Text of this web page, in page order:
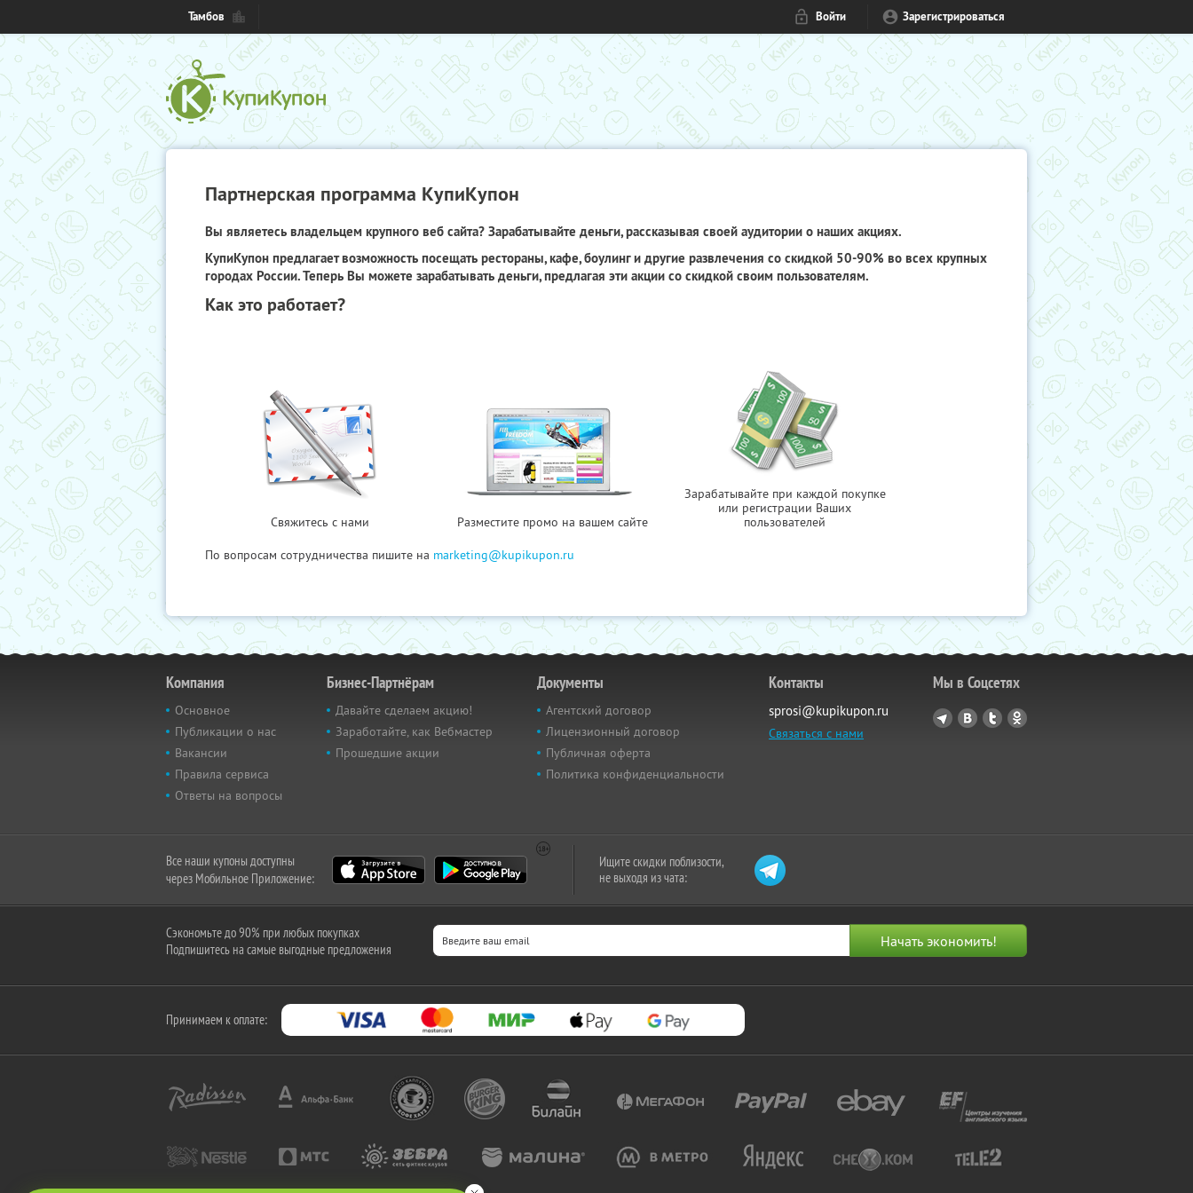
Тамбов Войти Зарегистрироваться
Партнерская программа КупиКупон
Вы являетесь владельцем крупного веб сайта? Зарабатывайте деньги, рассказывая своей аудитории о наших акциях.
КупиКупон предлагает возможность посещать рестораны, кафе, боулинг и другие развлечения со скидкой 50-90% во всех крупных
городах России. Теперь Вы можете зарабатывать деньги, предлагая эти акции со скидкой своим пользователям.
Как это работает?
Свяжитесь с нами Разместите промо на вашем сайте
Зарабатывайте при каждой покупке
или регистрации Ваших
пользователей
По вопросам сотрудничества пишите на marketing@kupikupon.ru
Компания
Основное
Публикации о нас
Вакансии
Правила сервиса
Ответы на вопросы
Бизнес-Партнёрам
Давайте сделаем акцию!
Заработайте, как Вебмастер
Прошедшие акции
Документы
Агентский договор
Лицензионный договор
Публичная оферта
Политика конфиденциальности
Контакты
sprosi@kupikupon.ru
Связаться с нами
Мы в Соцсетях
Все наши купоны доступны
через Мобильное Приложение:
Ищите скидки поблизости,
не выходя из чата:
Сэкономьте до 90% при любых покупках
Подпишитесь на самые выгодные предложения
Принимаем к оплате: